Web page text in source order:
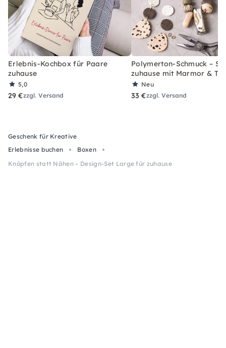
Erlebnis-Kochbox für Paare
zuhause
5,0
29 €zzgl. Versand
Polymerton-Schmuck –
zuhause mit Marmor &
Neu
33 €zzgl. Versand
Geschenk für Kreative
Erlebnisse buchen
Boxen
Knöpfen statt Nähen – Design-Set Large für zuhause